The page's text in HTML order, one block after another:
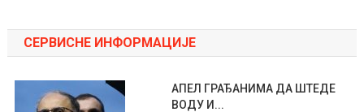
СЕРВИСНЕ ИНФОРМАЦИЈЕ
АПЕЛ ГРАЂАНИМА ДА ШТЕДЕ
ВОДУ И...